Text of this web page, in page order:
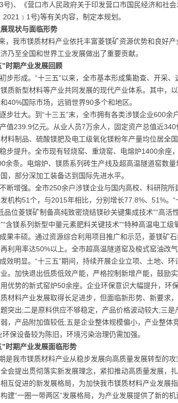
号)、《营口市人民政府关于印发营口市国民经济和社
号)等有关内容，制定本规划。
现状与面临形势
，我市镁质材料产业依托丰富菱镁矿资源优势和良好
乃至全国和世界工业发展做出了重要贡献。
时期产业发展回顾
步形成。“十三五”以来，全市基本形成集勘查、开采
质新型材料等产业共同发展的现代产业体系。其中，
40%国际市场，远销世界90多个和地区。
步壮大。到“十三五”末，全市拥有各类涉镁企业600
值239.9亿元。从业人员7万余人，固定资产总值近
料制品、硫酸镁肥及电工级氧化镁粉年产量均位居全国
步提升。全市现有轻烧窑、重烧窑、电熔炉1400余座
余条。电熔炉、镁质系列砖生产线及超高温隧道窑数
，部分深加工装备达到国际先进水平。
断增强。全市250余户涉镁企业与国内高校、科研院
机构51个，与2015年相比，分别增长77.8%、51%。
品位菱镁矿制备高纯致密烧结镁砂关键集成技术”“高活
含镁系列新型中量元素肥料关键技术”“特种高温电工级
果丰硕。通过资源综合利用项目推广和示范，菱镁矿
利用率达50%以上。全市超高温隧道窑及梭式窑油改
效明显。“十三五”期间，持续开展企业立项、土地、
。加快退出低质低效产能，严格控制新增产能，鼓励
优势的新式窑炉50余座。企业环保意识大幅提升，环
材料产业发展取得长足进步，但面临新形势、新要求
突出;二是原料供应不够稳定，产品价格波动较大;三
，产品附加值较低;五是企业整体规模偏小，产业整
保设备较为陈旧，环境污染治理仍需加强。
时期产业发展面临形势
是我市镁质材料产业从稳步发展向高质量发展转型的
会提出贯彻落实新发展理念，紧扣推动高质量发展，
互促进的新发展格局，为加快我市镁质材料产业发展
建“一圈一带两区”发展格局，为产业发展提供了新的机